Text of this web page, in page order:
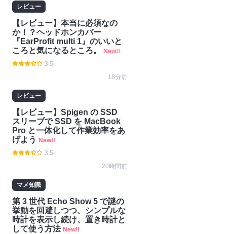
レビュー
【レビュー】本当に必須なの
か！？ヘッドホンカバー
『EarProfit multi 1』のいいと
ころと気になるところ。
New!!
3.5
18分前
レビュー
【レビュー】Spigen の SSD
スリーブで SSD を MacBook
Pro と一体化して作業効率をあ
げよう
New!!
3.5
20時間前
マメ知識
第 3 世代 Echo Show 5 で謎の
挙動を回避しつつ、シンプルな
時計を表示し続け、置き時計と
して使う方法 New!!